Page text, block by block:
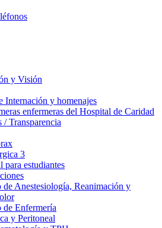
y Visión
Internación y homenajes
enfermeras del Hospital de Caridad
Transparencia
3
para estudiantes
de Anestesiología, Reanimación y
de Enfermería
y Peritoneal